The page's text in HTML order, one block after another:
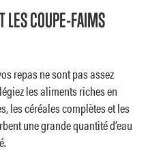
LES COUPE-FAIMS
repas ne sont pas assez
les aliments riches en
les céréales complètes et les
une grande quantité d’eau